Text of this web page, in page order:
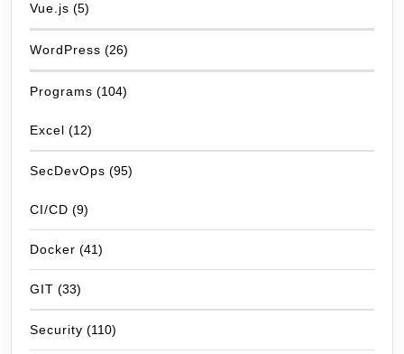
Vue.js (5)
WordPress (26)
Programs (104)
Excel (12)
SecDevOps (95)
CI/CD (9)
Docker (41)
GIT (33)
Security (110)